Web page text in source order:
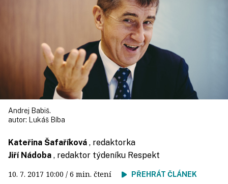
Andrej Babiš.
autor:
Lukáš Bíba
Kateřina Šafaříková , redaktorka
Jiří Nádoba , redaktor týdeníku Respekt
10. 7. 2017 10:00 / 6 min. čtení PŘEHRÁT ČLÁNEK